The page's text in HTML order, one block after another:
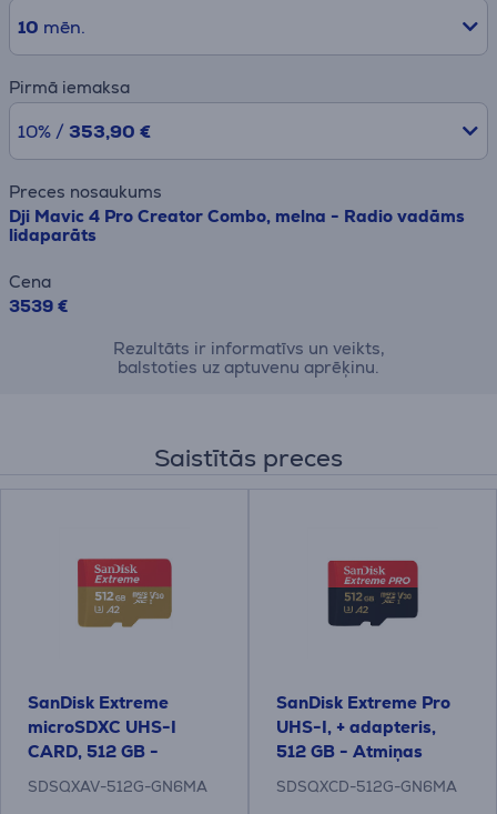
10 mēn.
Pirmā iemaksa
10% / 353,90 €
Preces nosaukums
Dji Mavic 4 Pro Creator Combo, melna - Radio vadāms
lidaparāts
Cena
3539 €
Rezultāts ir informatīvs un veikts,
balstoties uz aptuvenu aprēķinu.
Saistītās preces
SanDisk Extreme
microSDXC UHS-I
CARD, 512 GB -
Atmiņas karte
SDSQXAV-512G-GN6MA
SanDisk Extreme Pro
UHS-I, + adapteris,
512 GB - Atmiņas
karte
SDSQXCD-512G-GN6MA